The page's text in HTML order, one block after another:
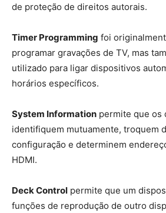
de proteção de direitos autorais.
Timer Programming foi
programar gravações de TV, mas
utilizado para ligar dispositivos
horários específicos.
System Information permite que os
identifiquem mutuamente, troquem
configuração e determinem
HDMI.
Deck Control permite que um
funções de reprodução de outro